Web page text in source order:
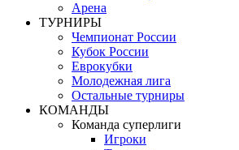
Арена
ТУРНИРЫ
Чемпионат России
Кубок России
Еврокубки
Молодежная лига
Остальные турниры
КОМАНДЫ
Команда суперлиги
Игроки